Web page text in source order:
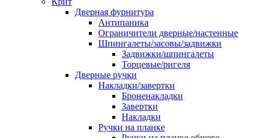
Дверная фурнитура
Антипаника
Ограничители дверные/настенные
Шпингалеты/засовы/задвижки
Задвижки/шпингалеты
Торцевые/ригеля
Дверные ручки
Накладки/завертки
Броненакладки
Завертки
Накладки
Ручки на планке